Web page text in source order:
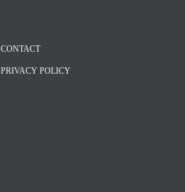
CONTACT
PRIVACY POLICY